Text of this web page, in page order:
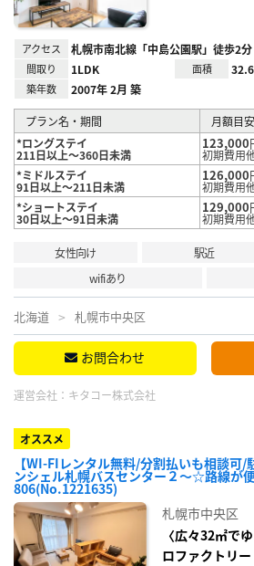
アクセス 札幌市南北線「中島公園駅」徒歩2分
間取り 1LDK 面積
築年数 2007年 2月 築
プラン名・期間
月額目安
*ロングステイ
211日以上～360日未満
123,000
初期費用
*ミドルステイ
91日以上～211日未満
126,000
初期費用
*ショートステイ
30日以上～91日未満
129,000
初期費用
女性向け 駅近
wifiあり
北海道 札幌市中央区
お問合わせ
運営会社： キタコー株式会社
オススメ
【WI-FIレンタル無料/分割払いも相談可/
ンシェル札幌バスセンター２～☆路線が
806(No.1221635)
札幌市中央区
〈広々32㎡で
ロファクトリ